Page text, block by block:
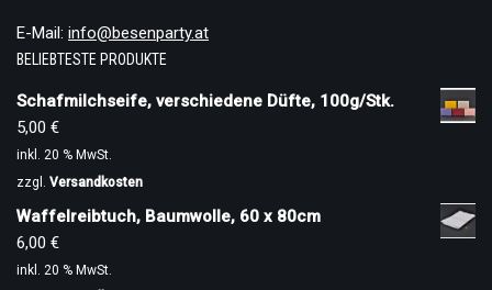
E-Mail: info@besenparty.at
BELIEBTESTE PRODUKTE
Schafmilchseife, verschiedene Düfte, 100g/Stk.
5,00 €
inkl. 20 % MwSt.
zzgl. Versandkosten
Waffelreibtuch, Baumwolle, 60 x 80cm
6,00 €
inkl. 20 % MwSt.